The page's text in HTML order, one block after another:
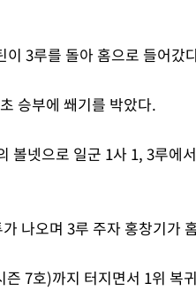
3루를 돌아 홈으로 들어갔
승부에 쐐기를 박았다.
볼넷으로 일군 1사 1, 3루에
나오며 3루 주자 홍창기가
7호)까지 터지면서 1위 복